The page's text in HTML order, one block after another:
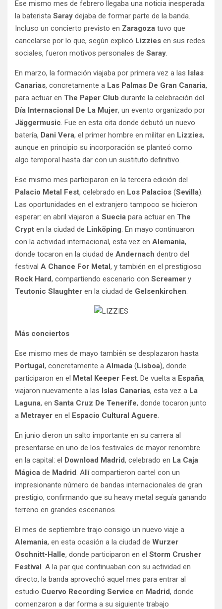
Ese mismo mes de febrero llegaba una noticia inesperada:
la baterista Saray dejaba de formar parte de la banda.
Incluso un concierto previsto en Zaragoza tuvo que
cancelarse por lo que, según explicó Lizzies en sus redes
sociales, fueron motivos personales de Saray.
En marzo, la formación viajaba por primera vez a las Islas
Canarias, concretamente a Las Palmas De Gran Canaria,
para actuar en The Paper Club durante la celebración del
Día Internacional De La Mujer, un evento organizado por
Jäggermusic. Fue en esta cita donde debutó un nuevo
batería, Dani Vera, el primer hombre en militar en Lizzies,
aunque en principio su incorporación se planteó como
algo temporal hasta dar con un sustituto definitivo.
Ese mismo mes participaron en la tercera edición del
Palacio Metal Fest, celebrado en Los Palacios (Sevilla).
Las oportunidades en el extranjero tampoco se hicieron
esperar: en abril viajaron a Suecia para actuar en The
Crypt en la ciudad de Linköping. En mayo continuaron
con la actividad internacional, esta vez en Alemania,
donde tocaron en la ciudad de Andernach dentro del
festival A Chance For Metal, y también en el prestigioso
Rock Hard, compartiendo escenario con Screamer y
Teutonic Slaughter en la ciudad de Gelsenkirchen.
Más conciertos
Ese mismo mes de mayo también se desplazaron hasta
Portugal, concretamente a Almada (Lisboa), donde
participaron en el Metal Keeper Fest. De vuelta a España,
viajaron nuevamente a las Islas Canarias, esta vez a La
Laguna, en Santa Cruz De Tenerife, donde tocaron junto
a Metrayer en el Espacio Cultural Aguere.
En junio dieron un salto importante en su carrera al
presentarse en uno de los festivales de mayor renombre
en la capital: el Download Madrid, celebrado en La Caja
Mágica de Madrid. Allí compartieron cartel con un
impresionante número de bandas internacionales de gran
prestigio, confirmando que su heavy metal seguía ganando
terreno en grandes escenarios.
El mes de septiembre trajo consigo un nuevo viaje a
Alemania, en esta ocasión a la ciudad de Wurzer
Oschnitt-Halle, donde participaron en el Storm Crusher
Festival. A la par que continuaban con su actividad en
directo, la banda aprovechó aquel mes para entrar al
estudio Cuervo Recording Service en Madrid, donde
comenzaron a dar forma a su siguiente trabajo